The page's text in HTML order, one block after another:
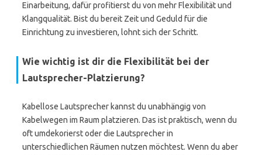
Einarbeitung, dafür profitierst du von mehr Flexibilität und
Klangqualität. Bist du bereit Zeit und Geduld für die
Einrichtung zu investieren, lohnt sich der Schritt.
Wie wichtig ist dir die Flexibilität bei der
Lautsprecher-Platzierung?
Kabellose Lautsprecher kannst du unabhängig von
Kabelwegen im Raum platzieren. Das ist praktisch, wenn du
oft umdekorierst oder die Lautsprecher in
unterschiedlichen Räumen nutzen möchtest. Wenn du aber